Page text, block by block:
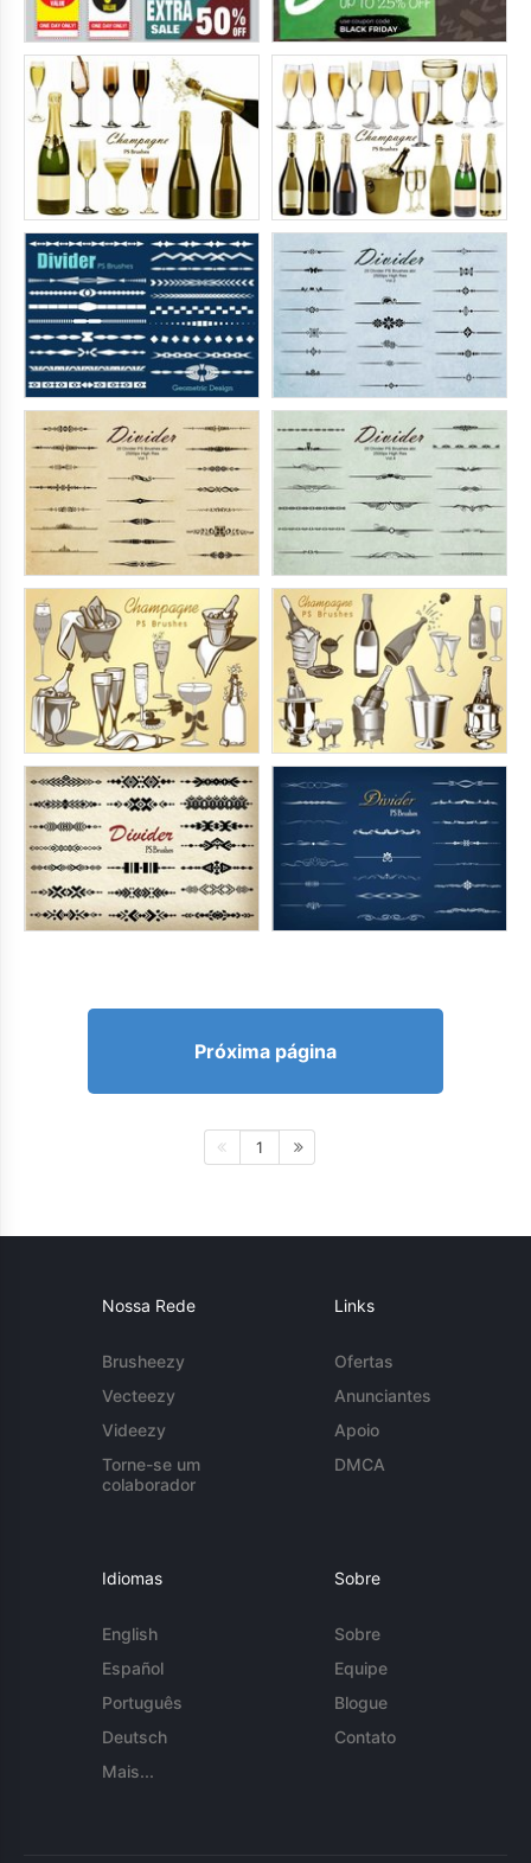
Próxima página
1
Nossa Rede
Brusheezy
Vecteezy
Videezy
Torne-se um
colaborador
Links
Ofertas
Anunciantes
Apoio
DMCA
Idiomas
English
Español
Português
Deutsch
Mais...
Sobre
Sobre
Equipe
Blogue
Contato